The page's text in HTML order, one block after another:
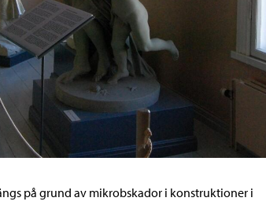
på grund av mikrobskador i konstruktioner i